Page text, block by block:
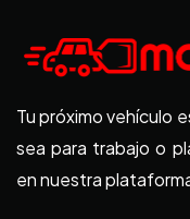
Tu próximo vehículo
sea para trabajo o
en nuestra